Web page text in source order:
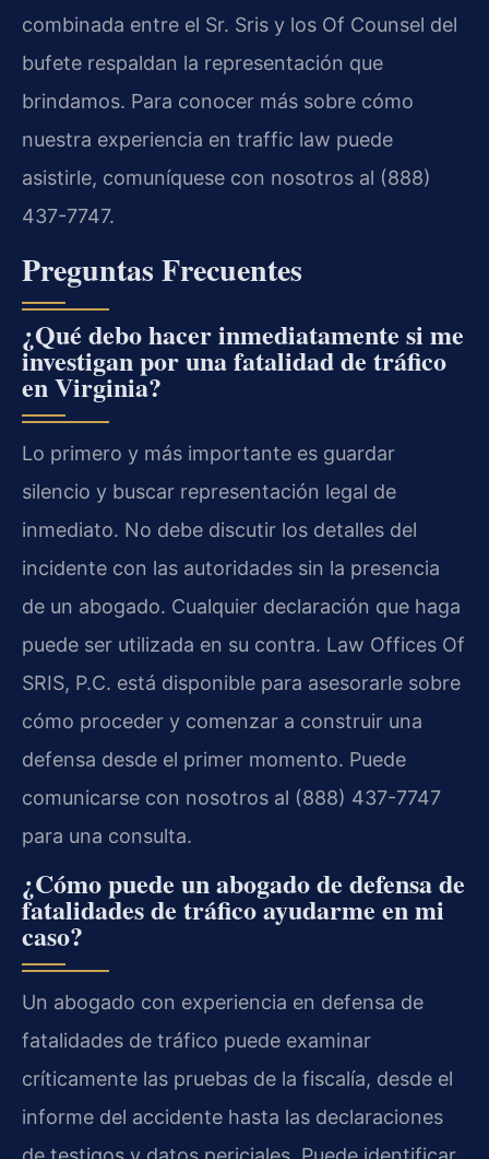
combinada entre el Sr. Sris y los Of Counsel del
bufete respaldan la representación que
brindamos. Para conocer más sobre cómo
nuestra experiencia en traffic law puede
asistirle, comuníquese con nosotros al (888)
437-7747.
Preguntas Frecuentes
¿Qué debo hacer inmediatamente si me
investigan por una fatalidad de tráfico
en Virginia?
Lo primero y más importante es guardar
silencio y buscar representación legal de
inmediato. No debe discutir los detalles del
incidente con las autoridades sin la presencia
de un abogado. Cualquier declaración que haga
puede ser utilizada en su contra. Law Offices Of
SRIS, P.C. está disponible para asesorarle sobre
cómo proceder y comenzar a construir una
defensa desde el primer momento. Puede
comunicarse con nosotros al (888) 437-7747
para una consulta.
¿Cómo puede un abogado de defensa de
fatalidades de tráfico ayudarme en mi
caso?
Un abogado con experiencia en defensa de
fatalidades de tráfico puede examinar
críticamente las pruebas de la fiscalía, desde el
informe del accidente hasta las declaraciones